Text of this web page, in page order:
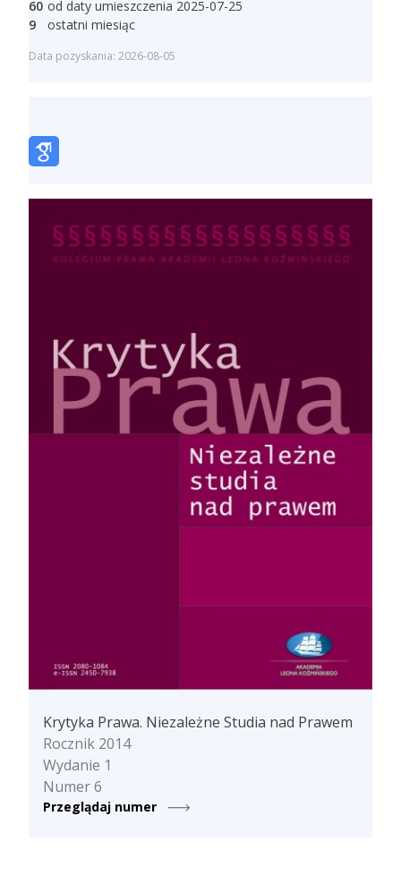
Krytyka Prawa. Niezależne Studia nad Prawem
Rocznik 2014
Wydanie 1
Numer 6
Przeglądaj numer
60 od daty umieszczenia 2025-07-25
9
ostatni miesiąc
Data pozyskania: 2026-08-05